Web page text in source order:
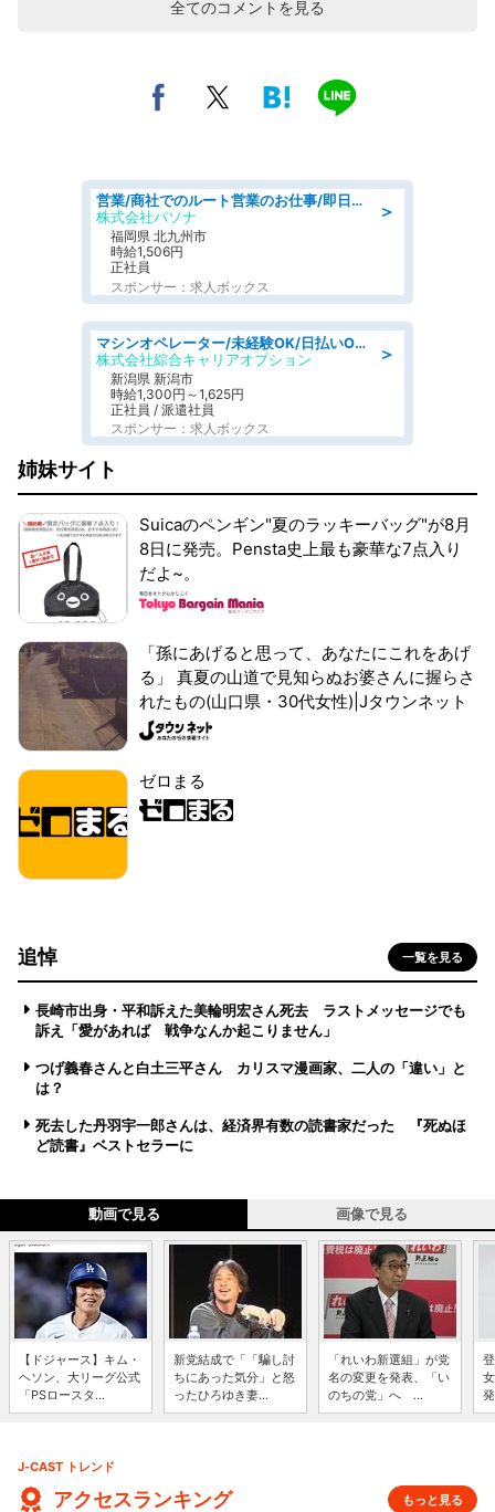
全てのコメントを見る
＞
営業/商社でのルート営業のお仕事/即日勤務可/車通勤可/営業
株式会社パソナ
福岡県 北九州市
時給1,506円
正社員
スポンサー：求人ボックス
＞
マシンオペレーター/未経験OK/日払いOK/寮費無料/交替制/20・30・40代活躍中
株式会社綜合キャリアオプション
新潟県 新潟市
時給1,300円～1,625円
正社員 / 派遣社員
スポンサー：求人ボックス
姉妹サイト
Suicaのペンギン"夏のラッキーバッグ"が8月
8日に発売。Pensta史上最も豪華な7点入り
だよ~。
「孫にあげると思って、あなたにこれをあげ
る」 真夏の山道で見知らぬお婆さんに握らさ
れたもの(山口県・30代女性)|Jタウンネット
ゼロまる
追悼 一覧を見る
長崎市出身・平和訴えた美輪明宏さん死去 ラストメッセージでも
訴え「愛があれば 戦争なんか起こりません」
つげ義春さんと白土三平さん カリスマ漫画家、二人の「違い」と
は？
死去した丹羽宇一郎さんは、経済界有数の読書家だった 『死ぬほ
ど読書』ベストセラーに
動画で見る 画像で見る
【ドジャース】キム・
ヘソン、大リーグ公式
「PSロースタ...
新党結成で「「騙し討
ちにあった気分」と怒
ったひろゆき妻...
「れいわ新選組」が党
名の変更を発表、「い
のちの党」へ ...
J-CAST トレンド
アクセスランキング もっと見る